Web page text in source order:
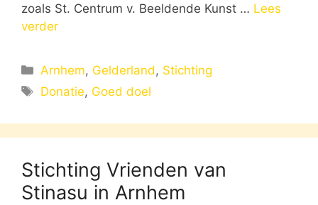
zoals St. Centrum v. Beeldende Kunst … Lees
verder
Categorieën
Arnhem, Gelderland , Stichting
Tags
Donatie, Goed doel
Stichting Vrienden van
Stinasu in Arnhem